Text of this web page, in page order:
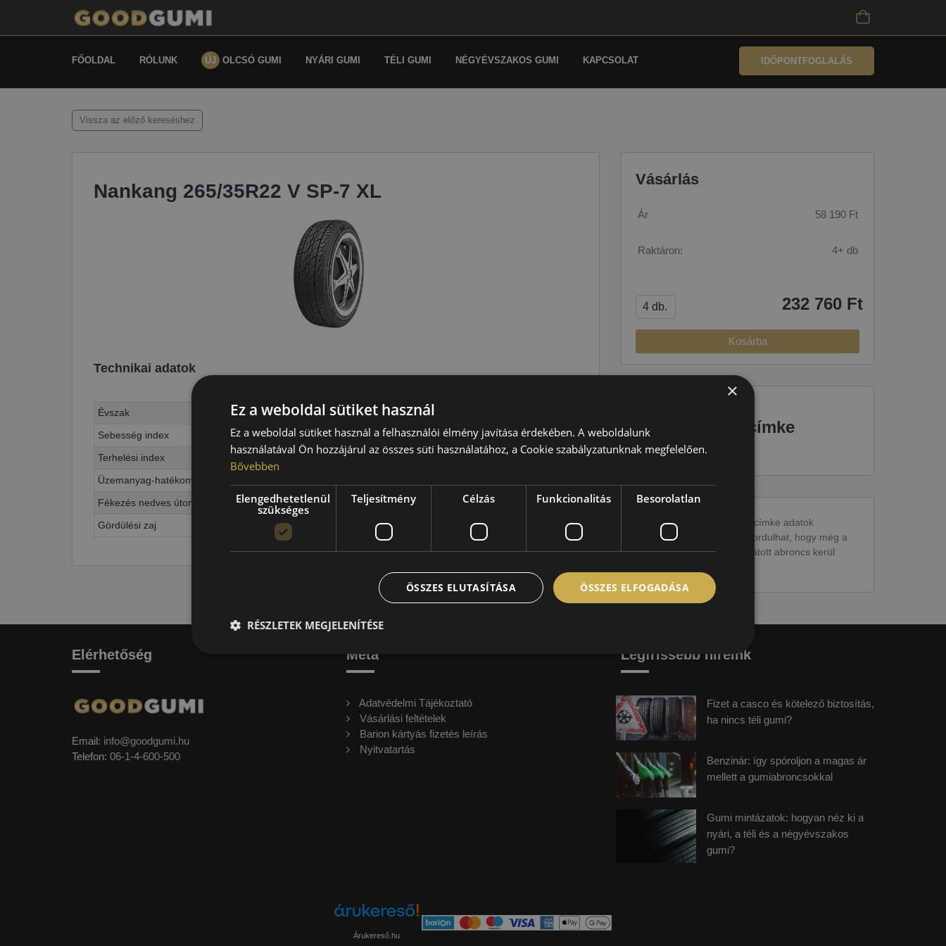
FŐOLDAL RÓLUNK ÚJ OLCSÓ GUMI NYÁRI GUMI TÉLI GUMI NÉGYÉVSZAKOS GUMI KAPCSOLAT IDŐPONTFOGLALÁS
Vissza az előző kereséshez
Nankang 265/35R22 V SP-7 XL
Technikai adatok
Évszak
Nyári
Sebesség index
V=240 km/h
Terhelési index
102=850kg
Üzemanyag-hatékonyság
Fékezés nedves úton
Gördülési zaj
Vásárlás
Ár 58 190 Ft
Raktáron: 4+ db
232 760 Ft
Kosárba
EU-s abroncscímke
Figyelem a feltüntetett címke adatok
tájékoztató jellegűek. Előfordulhat, hogy még a
korábbi EU-s címkével ellátott abroncs kerül
Elérhetőség
Email: info@goodgumi.hu
Telefon: 06-1-4-600-500
Meta
Adatvédelmi Tájékoztató
Vásárlási feltételek
Barion kártyás fizetés leírás
Nyitvatartás
Legfrissebb híreink
Fizet a casco és kötelező biztosítás,
ha nincs téli gumi?
Benzinár: így spóroljon a magas ár
mellett a gumiabroncsokkal
Gumi mintázatok: hogyan néz ki a
nyári, a téli és a négyévszakos
gumi?
Árukereső.hu
×
Ez a weboldal sütiket használ
Ez a weboldal sütiket használ a felhasználói élmény javítása érdekében. A weboldalunk
használatával Ön hozzájárul az összes süti használatához, a Cookie szabályzatunknak megfelelően.
Bővebben
Elengedhetetlenül
szükséges
Teljesítmény Célzás Funkcionalitás Besorolatlan
ÖSSZES ELFOGADÁSA
ÖSSZES ELUTASÍTÁSA
RÉSZLETEK MEGJELENÍTÉSE